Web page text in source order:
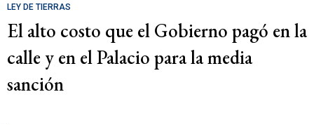
LEY DE TIERRAS
El alto costo que el Gobierno pagó en la
calle y en el Palacio para la media
sanción